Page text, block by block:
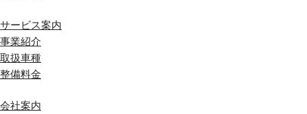
サービス案内
事業紹介
取扱車種
整備料金
会社案内